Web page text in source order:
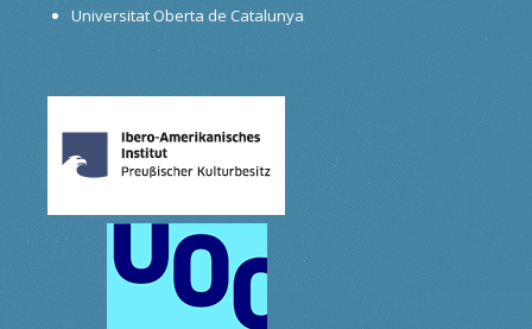
Universitat Oberta de Catalunya